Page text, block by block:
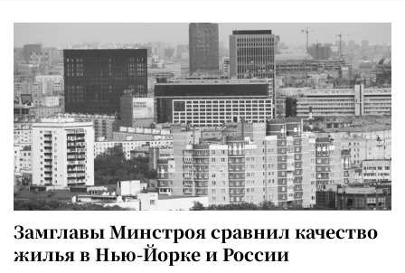
Замглавы Минстроя сравнил качество
жилья в Нью-Йорке и России